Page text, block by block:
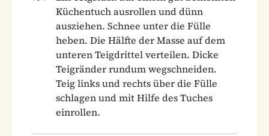
Küchentuch aus­rollen und dünn
ausziehen. Schnee unter die Fülle
heben. Die Hälfte der Masse auf dem
unteren Teigdrittel verteilen. Dicke
Teig­ränder rundum wegschneiden.
Teig links und rechts über die Fülle
schlagen und mit Hilfe des Tuches
einrollen.